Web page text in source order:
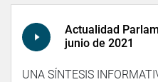
Actualidad
junio de 2021
UNA SÍNTESIS